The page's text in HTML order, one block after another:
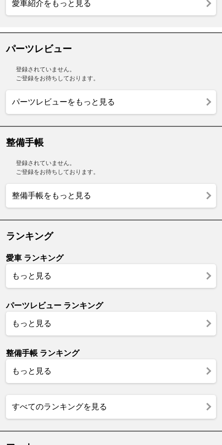
愛車紹介をもっと見る
パーツレビュー
登録されていません。
ご登録をお待ちしております。
パーツレビューをもっと見る
整備手帳
登録されていません。
ご登録をお待ちしております。
整備手帳をもっと見る
ランキング
愛車 ランキング
もっと見る
パーツレビュー ランキング
もっと見る
整備手帳 ランキング
もっと見る
すべてのランキングを見る